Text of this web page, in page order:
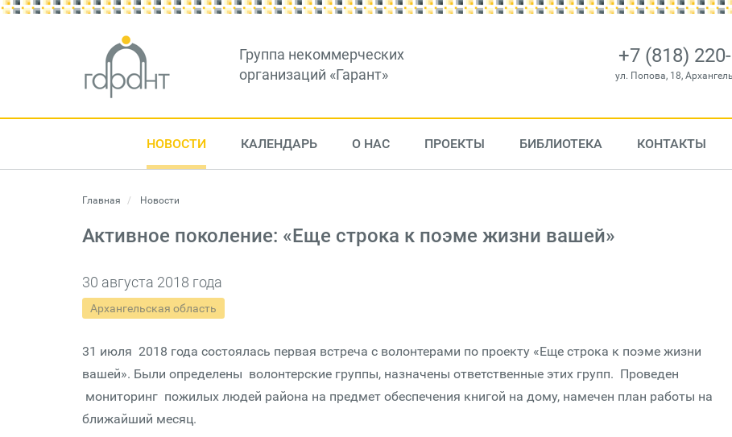
Группа некоммерческих
организаций «Гарант»
+7 (818)
ул. Попова, 18,
НОВОСТИ КАЛЕНДАРЬ О НАС ПРОЕКТЫ БИБЛИОТЕКА КОНТАКТЫ
Главная Новости
Активное поколение: «Еще строка к поэме жизни вашей»
30 августа 2018 года
Архангельская область
31 июля 2018 года состоялась первая встреча с волонтерами по проекту «Еще строка к поэме жизни
вашей». Были определены волонтерские группы, назначены ответственные этих групп. Проведен
мониторинг пожилых людей района на предмет обеспечения книгой на дому, намечен план работы на
ближайший месяц.